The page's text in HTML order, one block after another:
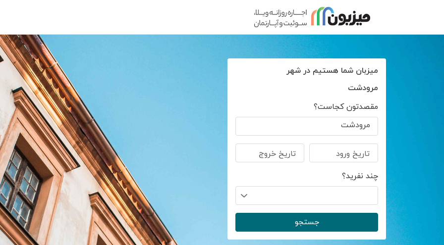
میزبان شما هستیم در شهر
مرودشت
مقصدتون کجاست؟
مرودشت
تاریخ ورود تاریخ خروج
چند نفرید؟
جستجو